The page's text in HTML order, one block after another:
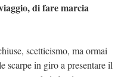
di fare marcia
scetticismo, ma ormai
scarpe in giro a presentare il